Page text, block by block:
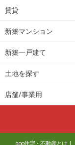
賃貸
新築マンション
新築一戸建て
土地を探す
店舗/事業用
goo住宅・不動産とは